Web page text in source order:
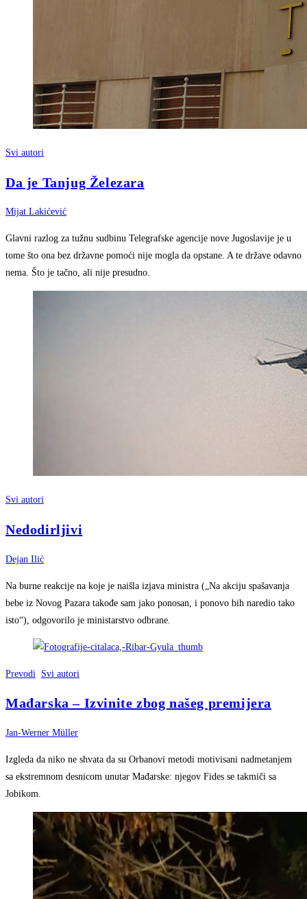
Svi autori
Da je Tanjug Železara
Mijat Lakićević
Glavni razlog za tužnu sudbinu Telegrafske agencije nove Jugoslavije je u
tome što ona bez državne pomoći nije mogla da opstane. A te države odavno
nema. Što je tačno, ali nije presudno.
Svi autori
Nedodirljivi
Dejan Ilić
Na burne reakcije na koje je naišla izjava ministra („Na akciju spašavanja
bebe iz Novog Pazara takođe sam jako ponosan, i ponovo bih naredio tako
isto“), odgovorilo je ministarstvo odbrane.
Prevodi Svi autori
Mađarska – Izvinite zbog našeg premijera
Jan-Werner Müller
Izgleda da niko ne shvata da su Orbanovi metodi motivisani nadmetanjem
sa ekstremnom desnicom unutar Mađarske: njegov Fides se takmiči sa
Jobikom.